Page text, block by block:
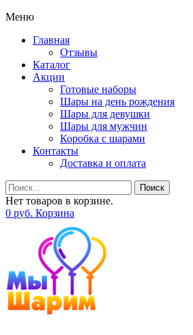
Меню
Главная
Отзывы
Каталог
Акции
Готовые наборы
Шары на день рождения
Шары для девушки
Шары для мужчин
Коробка с шарами
Контакты
Доставка и оплата
Поиск
Нет товаров в корзине.
0 руб. Корзина